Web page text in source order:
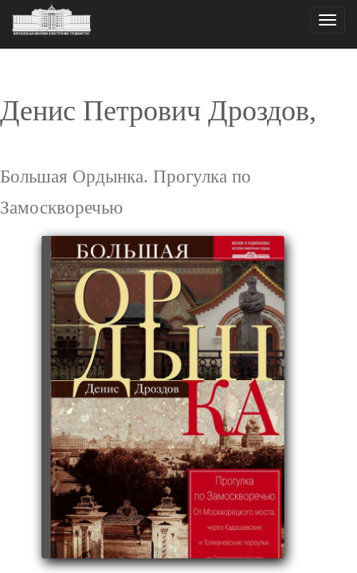
Toggle
Денис Петрович Дроздов,
Большая Ордынка. Прогулка по
Замоскворечью